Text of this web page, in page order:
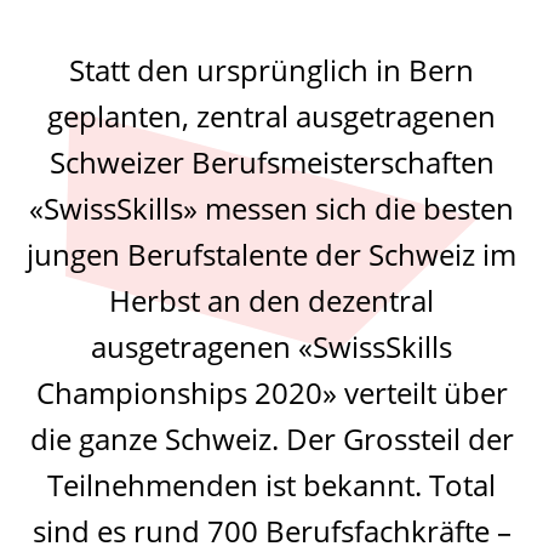
Statt den ursprünglich in Bern
geplanten, zentral ausgetragenen
Schweizer Berufsmeisterschaften
«SwissSkills» messen sich die besten
jungen Berufstalente der Schweiz im
Herbst an den dezentral
ausgetragenen «SwissSkills
Championships 2020» verteilt über
die ganze Schweiz. Der Grossteil der
Teilnehmenden ist bekannt. Total
sind es rund 700 Berufsfachkräfte –